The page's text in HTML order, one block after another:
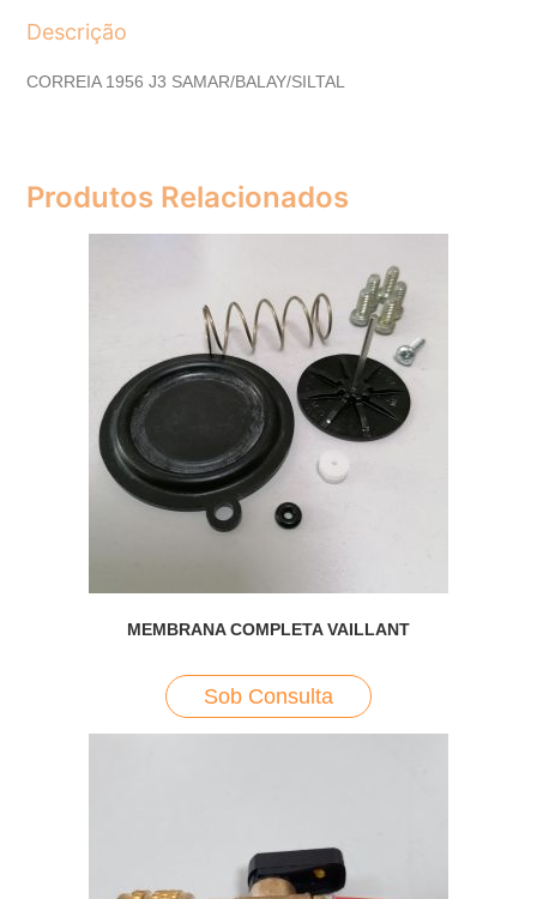
Descrição
CORREIA 1956 J3 SAMAR/BALAY/SILTAL
Produtos Relacionados
MEMBRANA COMPLETA VAILLANT
Sob Consulta